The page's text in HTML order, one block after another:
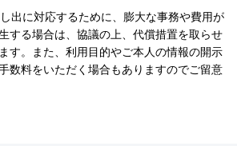
出に対応するために、膨大な事務や費用が
する場合は、協議の上、代償措置を取らせ
す。また、利用目的やご本人の情報の開示
数料をいただく場合もありますのでご留意